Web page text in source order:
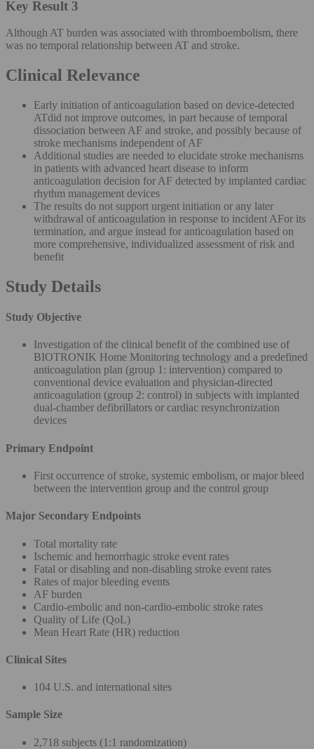
Key Result 3
Although AT burden was associated with thromboembolism, there
was no temporal relationship between AT and stroke.
Clinical Relevance
Early initiation of anticoagulation based on device-detected
ATdid not improve outcomes, in part because of temporal
dissociation between AF and stroke, and possibly because of
stroke mechanisms independent of AF
Additional studies are needed to elucidate stroke mechanisms
in patients with advanced heart disease to inform
anticoagulation decision for AF detected by implanted cardiac
rhythm management devices
The results do not support urgent initiation or any later
withdrawal of anticoagulation in response to incident AFor its
termination, and argue instead for anticoagulation based on
more comprehensive, individualized assessment of risk and
benefit
Study Details
Study Objective
Investigation of the clinical benefit of the combined use of
BIOTRONIK Home Monitoring technology and a predefined
anticoagulation plan (group 1: intervention) compared to
conventional device evaluation and physician-directed
anticoagulation (group 2: control) in subjects with implanted
dual-chamber defibrillators or cardiac resynchronization
devices
Primary Endpoint
First occurrence of stroke, systemic embolism, or major bleed
between the intervention group and the control group
Major Secondary Endpoints
Total mortality rate
Ischemic and hemorrhagic stroke event rates
Fatal or disabling and non-disabling stroke event rates
Rates of major bleeding events
AF burden
Cardio-embolic and non-cardio-embolic stroke rates
Quality of Life (QoL)
Mean Heart Rate (HR) reduction
Clinical Sites
104 U.S. and international sites
Sample Size
2,718 subjects (1:1 randomization)